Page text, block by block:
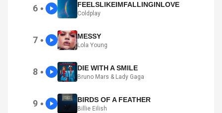
6 ● FEELSLIKEIMFALLINGINLOVE
Coldplay
7 ● MESSY
Lola Young
8 ● DIE WITH A SMILE
Bruno Mars & Lady Gaga
9 ● BIRDS OF A FEATHER
Billie Eilish